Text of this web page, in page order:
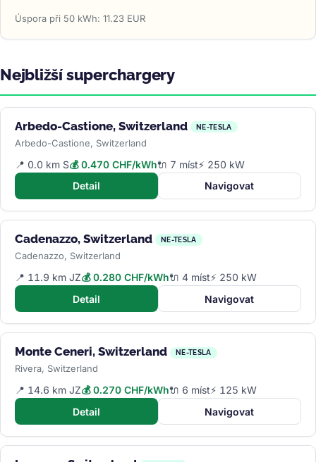
Úspora při 50 kWh: 11.23 EUR
Nejbližší superchargery
Arbedo-Castione, Switzerland NE-TESLA
Arbedo-Castione, Switzerland
📍 0.0 km S💰 0.470 CHF/kWh🔌 7 míst⚡ 250 kW
Detail
Navigovat
Cadenazzo, Switzerland NE-TESLA
Cadenazzo, Switzerland
📍 11.9 km JZ💰 0.280 CHF/kWh🔌 4 míst⚡ 250 kW
Detail
Navigovat
Monte Ceneri, Switzerland NE-TESLA
Rivera, Switzerland
📍 14.6 km JZ💰 0.270 CHF/kWh🔌 6 míst⚡ 125 kW
Detail
Navigovat